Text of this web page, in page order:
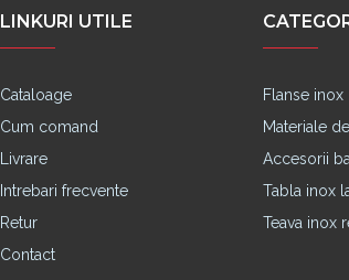
LINKURI UTILE
Cataloage
Cum comand
Livrare
Intrebari frecvente
Retur
Contact
Flanse inox
Materiale
Accesorii
Tabla inox
Teava inox